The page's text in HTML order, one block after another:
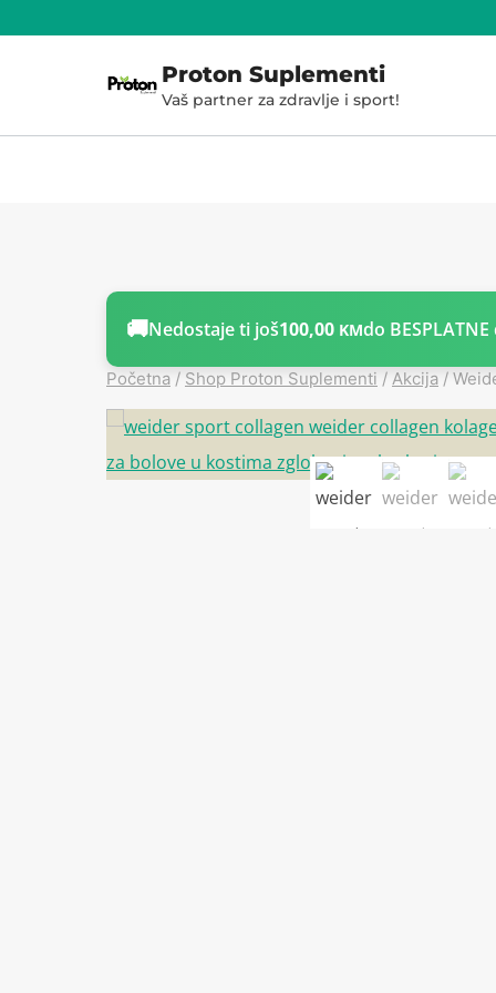
Proton Suplementi
Vaš partner za zdravlje i sport!
🚚Nedostaje ti još100,00 KMdo
Početna / Shop Proton Suplementi / Akcija /